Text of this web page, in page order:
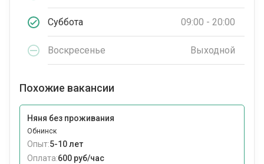
Суббота 09:00 - 20:00
Воскресенье Выходной
Похожие вакансии
Няня без проживания
Обнинск
Опыт:5-10 лет
Оплата:600 руб/час